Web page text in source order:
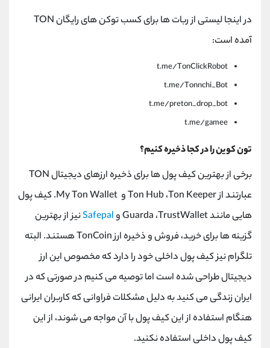
در اینجا لیستی از ربات ها برای کسب توکن های رایگانTON
آمده است:
t.me/TonClickRobot
t.me/Tonnchi_Bot
t.me/preton_drop_bot
t.me/gamee
تون کوین را در کجا ذخیره کنیم؟
برخی از بهترین کیف پول ها برای ذخیره ارزهای دیجیتالTON
عبارتند ازTon Keeper،Ton Hubو My Ton Wallet. کیف پول
هایی مانندTrustWallet، GuardaوSafepalنیز از بهترین
گزینه ها برای خرید، فروش و ذخیره ارزTonCoinهستند. البته
تلگرام نیز کیف پول داخلی خود را دارد که مخصوص این ارز
دیجیتال طراحی شده است اما توصیه می کنیم در صورتی که در
ایران زندگی می کنید به دلیل مشکلات فراوانی که کاربران ایرانی
هنگام استفاده از این کیف پول با آن مواجه می شوند، از این
کیف پول داخلی استفاده نکنید.